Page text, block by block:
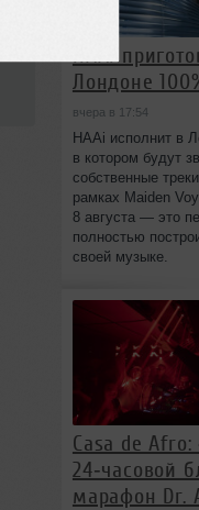
HAAi
Лондоне
вчера в 17:54
HAAi исполнит в
в котором будут
собственные
рамках Maiden
8 августа — это
полностью
своей музыке.
Casa de Afro:
24‑часовой
марафон Dr.